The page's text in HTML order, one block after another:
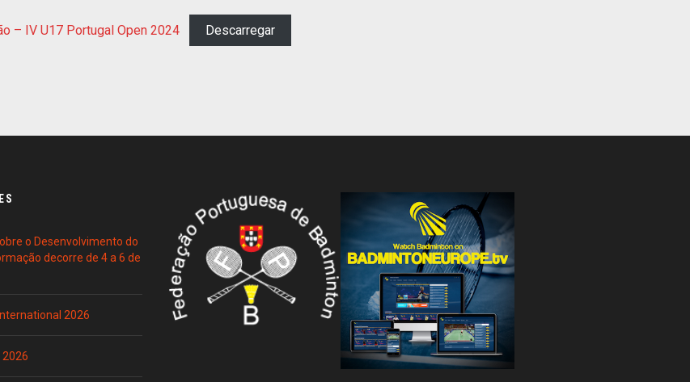
– IV U17 Portugal Open 2024 Descarregar
o Desenvolvimento do
decorre de 4 a 6 de
2026
2026